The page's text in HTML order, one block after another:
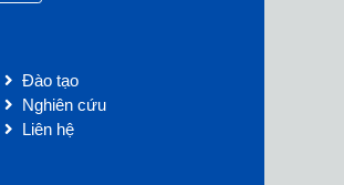
Đào tạo
Nghiên cứu
Liên hệ